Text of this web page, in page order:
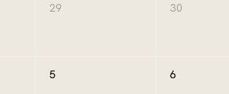
29 30
5 6